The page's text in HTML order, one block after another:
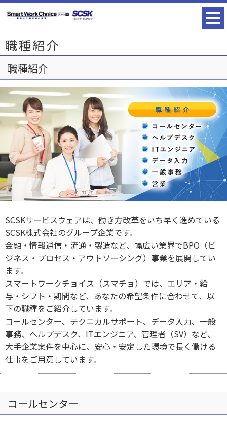
職種紹介
職種紹介
SCSKサービスウェアは、働き方改革をいち早く進めている
SCSK株式会社のグループ企業です。
金融・情報通信・流通・製造など、幅広い業界でBPO（ビ
ジネス・プロセス・アウトソーシング）事業を展開してい
ます。
スマートワークチョイス（スマチョ）では、エリア・給
与・シフト・期間など、あなたの希望条件に合わせて、以
下の職種をご紹介しています。
コールセンター、テクニカルサポート、データ入力、一般
事務、ヘルプデスク、ITエンジニア、管理者（SV）など、
大手企業案件を中心に、安心・安定した環境で長く働ける
仕事をご用意しています。
コールセンター